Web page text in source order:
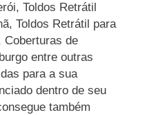
Toldos Retrátil
Toldos Retrátil para
Coberturas de
entre outras
para a sua
dentro de seu
também